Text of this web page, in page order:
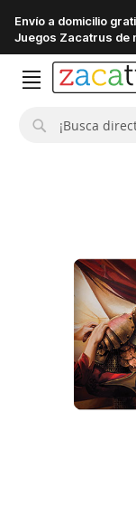
Envío a domicilio
Juegos Zacatrus de